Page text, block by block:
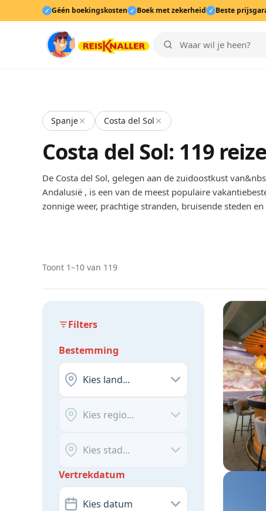
✓ Géén boekingskosten ✓ Boek met zekerheid ✓ Beste
Spanje Costa del Sol
Costa del Sol: 119
De Costa del Sol, gelegen aan de zuidoostkust
Andalusië , is een van de meest populaire
zonnige weer, prachtige stranden, bruisende steden
Toont 1–10 van 119
Filters
Bestemming
Kies land...
Kies regio...
Kies stad...
Vertrekdatum
Kies datum